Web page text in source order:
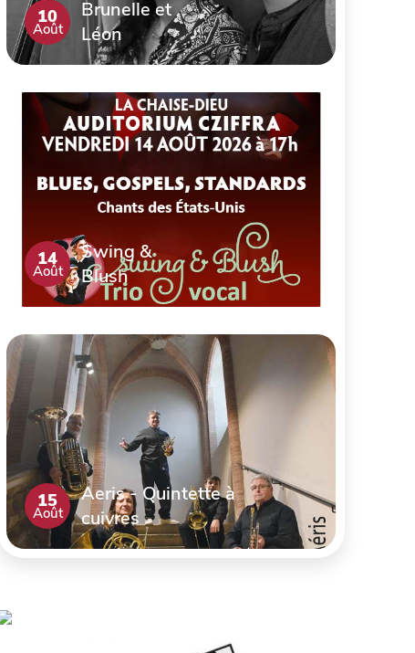
10
Août
Brunelle et
Léon
14
Août
Swing &
Blush
15
Août
Aeris - Quintette à
cuivres